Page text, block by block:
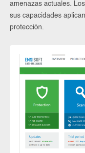
amenazas actuales.
sus capacidades
protección.